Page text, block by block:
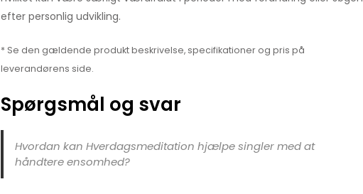
efter personlig udvikling.
* Se den gældende produkt beskrivelse, specifikationer og pris på
leverandørens side.
Spørgsmål og svar
Hvordan kan Hverdagsmeditation hjælpe singler med at
håndtere ensomhed?